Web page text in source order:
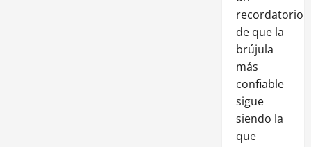
recordatorio
de que la
brújula
más
confiable
sigue
siendo la
que